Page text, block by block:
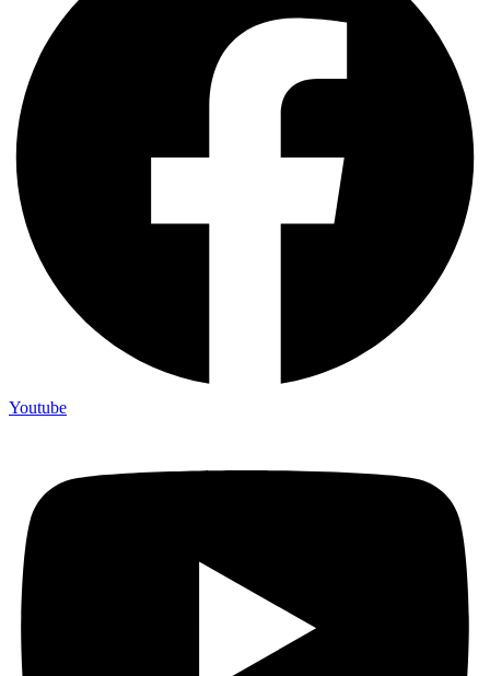
Youtube